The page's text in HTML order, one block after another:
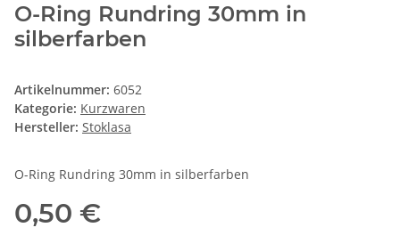
O-Ring Rundring 30mm in
silberfarben
Artikelnummer: 6052
Kategorie: Kurzwaren
Hersteller: Stoklasa
O-Ring Rundring 30mm in silberfarben
0,50 €